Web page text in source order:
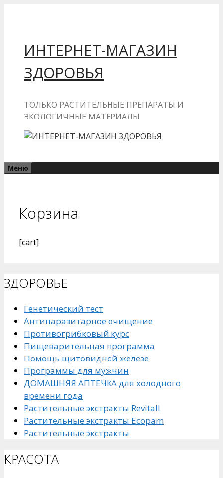
ИНТЕРНЕТ-МАГАЗИН
ЗДОРОВЬЯ
ТОЛЬКО РАСТИТЕЛЬНЫЕ ПРЕПАРАТЫ И
ЭКОЛОГИЧНЫЕ МАТЕРИАЛЫ
Меню
Корзина
[cart]
ЗДОРОВЬЕ
Генетический тест
Антипаразитарное очищение
Противогрибковый курс
Пищеварительная программа
Помощь щитовидной железе
Программы для мужчин
ДОМАШНЯЯ АПТЕЧКА для холодного
времени года
Растительные экстракты Revitall
Растительные экстракты Ecopam
Растительные экстракты
КРАСОТА